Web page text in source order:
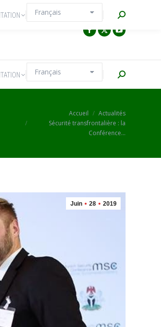
Recherche
Accueil
Actualités
Sécurité transfrontalière : la
Conférence…
Juin 28 2019
Recherche